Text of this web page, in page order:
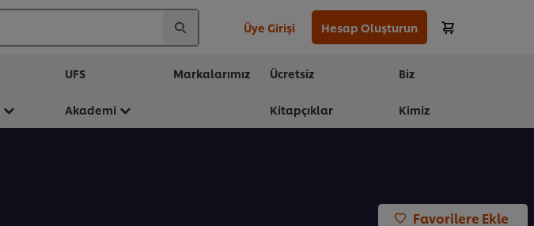
Üye Girişi Hesap Oluşturun
UFS
Akademi
Markalarımız Ücretsiz
Kitapçıklar
Biz
Kimiz
Favorilere Ekle